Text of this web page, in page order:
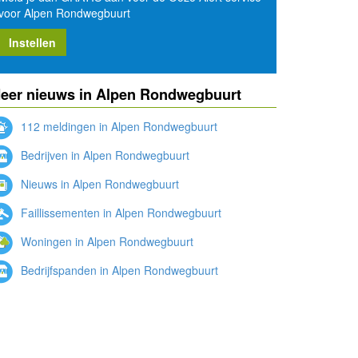
Alpen Rondwegbuurt
Instellen
nieuws in Alpen Rondwegbuurt
112 meldingen in Alpen Rondwegbuurt
Bedrijven in Alpen Rondwegbuurt
Nieuws in Alpen Rondwegbuurt
Faillissementen in Alpen Rondwegbuurt
Woningen in Alpen Rondwegbuurt
Bedrijfspanden in Alpen Rondwegbuurt